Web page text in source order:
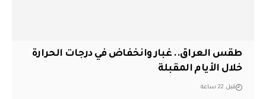
طقس العراق.. غبار وانخفاض في درجات الحرارة
خلال الأيام المقبلة
قبل 22 ساعة